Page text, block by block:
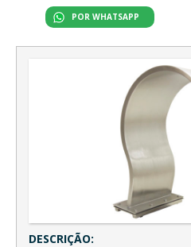
POR WHATSAPP
DESCRIÇÃO: